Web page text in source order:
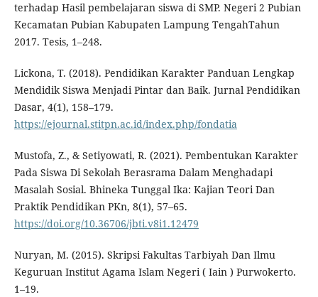
terhadap Hasil pembelajaran siswa di SMP. Negeri 2 Pubian
Kecamatan Pubian Kabupaten Lampung TengahTahun
2017. Tesis, 1–248.
Lickona, T. (2018). Pendidikan Karakter Panduan Lengkap
Mendidik Siswa Menjadi Pintar dan Baik. Jurnal Pendidikan
Dasar, 4(1), 158–179.
https://ejournal.stitpn.ac.id/index.php/fondatia
Mustofa, Z., & Setiyowati, R. (2021). Pembentukan Karakter
Pada Siswa Di Sekolah Berasrama Dalam Menghadapi
Masalah Sosial. Bhineka Tunggal Ika: Kajian Teori Dan
Praktik Pendidikan PKn, 8(1), 57–65.
https://doi.org/10.36706/jbti.v8i1.12479
Nuryan, M. (2015). Skripsi Fakultas Tarbiyah Dan Ilmu
Keguruan Institut Agama Islam Negeri ( Iain ) Purwokerto.
1–19.